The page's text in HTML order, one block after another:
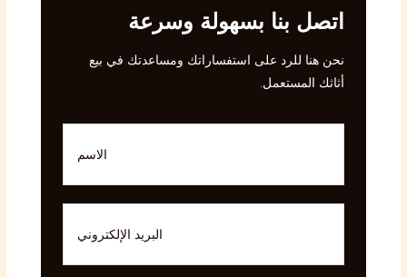
اتصل بنا بسهولة وسرعة
نحن هنا للرد على استفساراتك ومساعدتك في بيع
أثاثك المستعمل.